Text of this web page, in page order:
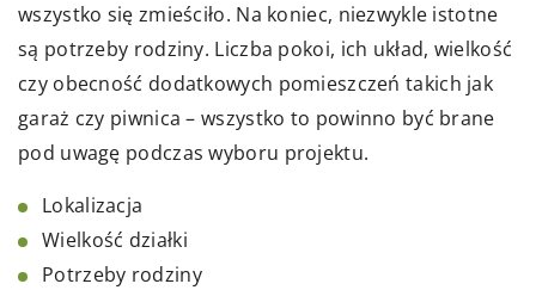
wszystko się zmieściło. Na koniec, niezwykle istotne
są potrzeby rodziny. Liczba pokoi, ich układ, wielkość
czy obecność dodatkowych pomieszczeń takich jak
garaż czy piwnica – wszystko to powinno być brane
pod uwagę podczas wyboru projektu.
Lokalizacja
Wielkość działki
Potrzeby rodziny